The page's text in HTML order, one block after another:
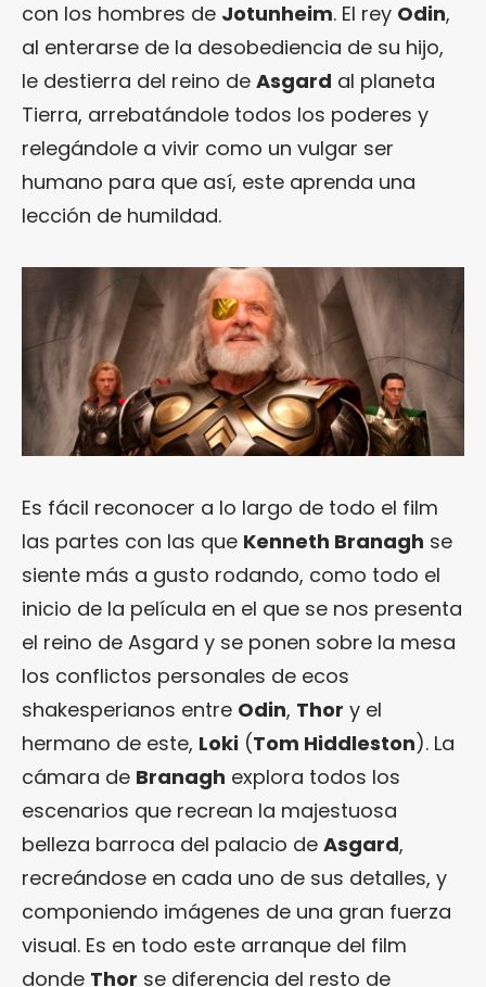
con los hombres de Jotunheim. El rey Odin,
al enterarse de la desobediencia de su hijo,
le destierra del reino de Asgard al planeta
Tierra, arrebatándole todos los poderes y
relegándole a vivir como un vulgar ser
humano para que así, este aprenda una
lección de humildad.
Es fácil reconocer a lo largo de todo el film
las partes con las que Kenneth Branagh se
siente más a gusto rodando, como todo el
inicio de la película en el que se nos presenta
el reino de Asgard y se ponen sobre la mesa
los conflictos personales de ecos
shakesperianos entre Odin, Thor y el
hermano de este, Loki (Tom Hiddleston). La
cámara de Branagh explora todos los
escenarios que recrean la majestuosa
belleza barroca del palacio de Asgard,
recreándose en cada uno de sus detalles, y
componiendo imágenes de una gran fuerza
visual. Es en todo este arranque del film
donde Thor se diferencia del resto de